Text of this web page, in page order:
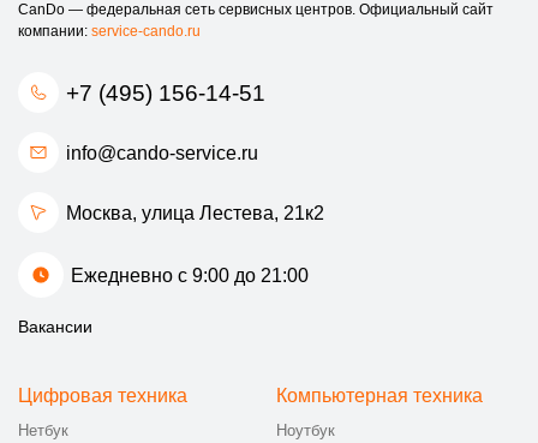
CanDo — федеральная сеть сервисных центров. Официальный сайт
компании: service-cando.ru
+7 (495) 156-14-51
info@cando-service.ru
Москва, улица Лестева, 21к2
Ежедневно с 9:00 до 21:00
Вакансии
Цифровая техника
Нетбук
Компьютерная техника
Ноутбук